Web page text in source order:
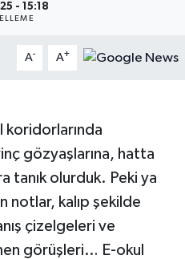
- 15:18
A- A+
koridorlarında
gözyaşlarına, hatta
tanık olurduk. Peki ya
notlar, kalıp şekilde
çizelgeleri ve
görüşleri… E-okul